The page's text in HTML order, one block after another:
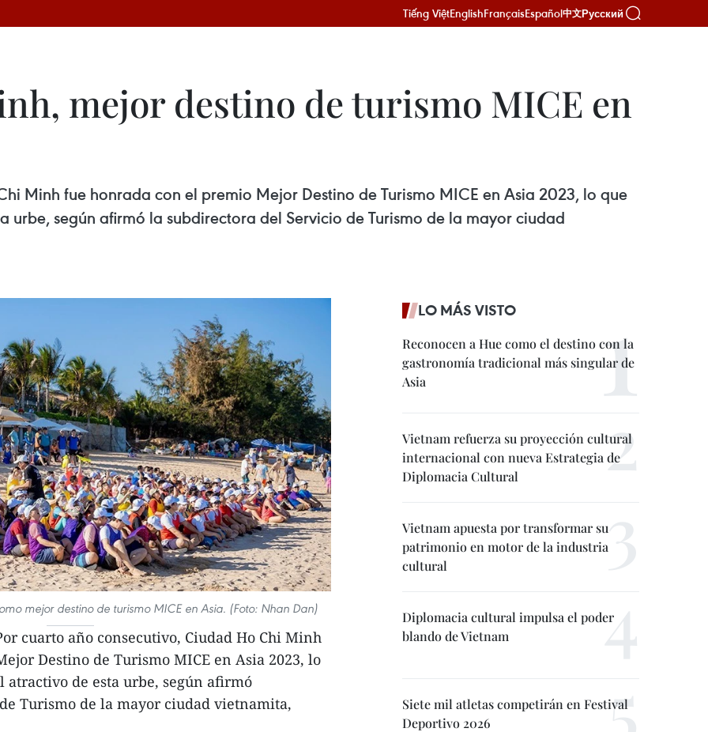
Tiếng ViệtEnglishFrançaisEspañol中文Русский
mejor destino de turismo MICE en
Minh fue honrada con el premio Mejor Destino de Turismo MICE en Asia 2023, lo que
urbe, según afirmó la subdirectora del Servicio de Turismo de la mayor ciudad
mejor destino de turismo MICE en Asia. (Foto: Nhan Dan)
cuarto año consecutivo, Ciudad Ho Chi Minh
Destino de Turismo MICE en Asia 2023, lo
de esta urbe, según afirmó
Turismo de la mayor ciudad vietnamita,
LO MÁS VISTO
Reconocen a Hue como el destino con la
gastronomía tradicional más singular de
Asia
Vietnam refuerza su proyección cultural
internacional con nueva Estrategia de
Diplomacia Cultural
Vietnam apuesta por transformar su
patrimonio en motor de la industria
cultural
Diplomacia cultural impulsa el poder
blando de Vietnam
Siete mil atletas competirán en Festival
Deportivo 2026